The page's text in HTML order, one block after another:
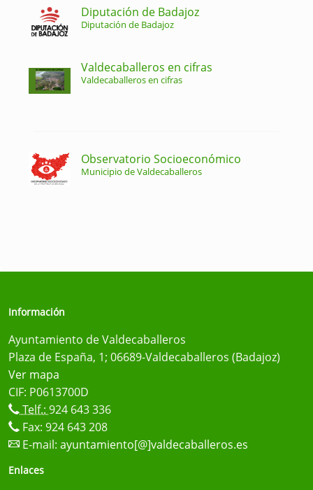
Diputación de Badajoz
Diputación de Badajoz
Valdecaballeros en cifras
Valdecaballeros en cifras
Observatorio Socioeconómico
Municipio de Valdecaballeros
Información
Ayuntamiento de Valdecaballeros
Plaza de España, 1; 06689-Valdecaballeros (Badajoz)
Ver mapa
CIF: P0613700D
Telf.: 924 643 336
Fax: 924 643 208
E-mail: ayuntamiento[@]valdecaballeros.es
Enlaces